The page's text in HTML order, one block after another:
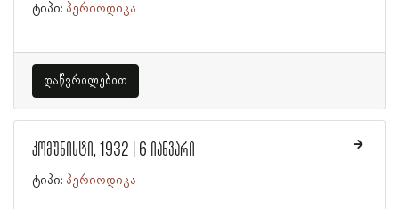
ტიპი: პერიოდიკა
დაწვრილებით
კომუნისტი, 1932 | 6 იანვარი
ტიპი: პერიოდიკა